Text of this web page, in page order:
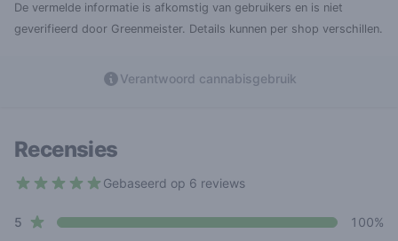
De vermelde informatie is afkomstig van gebruikers en is niet
geverifieerd door Greenmeister. Details kunnen per shop verschillen.
Verantwoord cannabisgebruik
Recensies
Gebaseerd op 6 reviews
Review data
5 star reviews
100%